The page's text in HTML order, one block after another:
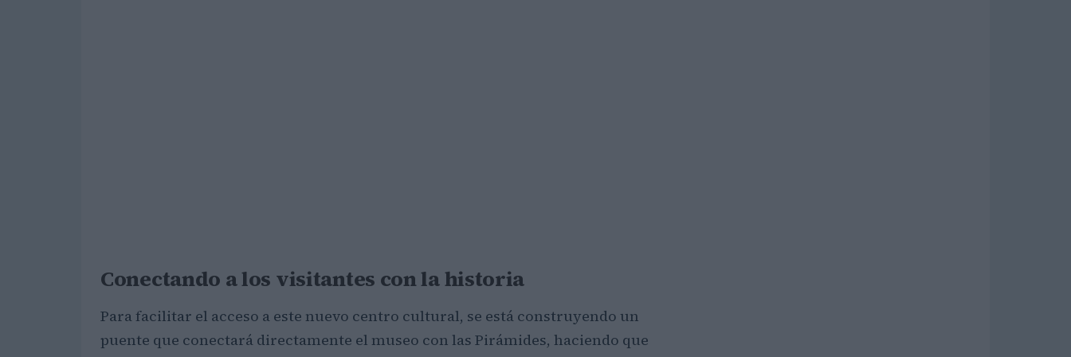
Conectando a los visitantes con la historia
Para facilitar el acceso a este nuevo centro cultural, se está construyendo un
puente que conectará directamente el museo con las Pirámides, haciendo que